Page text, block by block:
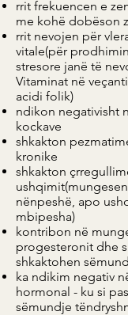
rrit frekuencen e
me kohë dobëson
rrit nevojen për
vitale(për
stresore janë të
Vitaminat në
acidi folik)
ndikon negativisht
kockave
shkakton
kronike
shkakton
nënpeshë, apo
mbipesha)
kontribon në
progesteronit dhe
shkaktohen
ka ndikim negativ
hormonal - ku si
sëmundje